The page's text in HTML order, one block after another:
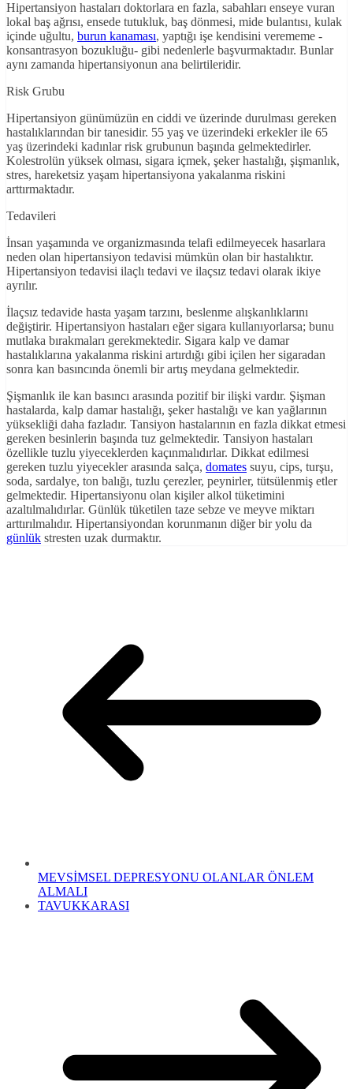
Hipertansiyon hastaları doktorlara en fazla, sabahları enseye vuran
lokal baş ağrısı, ensede tutukluk, baş dönmesi, mide bulantısı, kulak
içinde uğultu, burun kanaması, yaptığı işe kendisini verememe -
konsantrasyon bozukluğu- gibi nedenlerle başvurmaktadır. Bunlar
aynı zamanda hipertansiyonun ana belirtileridir.
Risk Grubu
Hipertansiyon günümüzün en ciddi ve üzerinde durulması gereken
hastalıklarından bir tanesidir. 55 yaş ve üzerindeki erkekler ile 65
yaş üzerindeki kadınlar risk grubunun başında gelmektedirler.
Kolestrolün yüksek olması, sigara içmek, şeker hastalığı, şişmanlık,
stres, hareketsiz yaşam hipertansiyona yakalanma riskini
arttırmaktadır.
Tedavileri
İnsan yaşamında ve organizmasında telafi edilmeyecek hasarlara
neden olan hipertansiyon tedavisi mümkün olan bir hastalıktır.
Hipertansiyon tedavisi ilaçlı tedavi ve ilaçsız tedavi olarak ikiye
ayrılır.
İlaçsız tedavide hasta yaşam tarzını, beslenme alışkanlıklarını
değiştirir. Hipertansiyon hastaları eğer sigara kullanıyorlarsa; bunu
mutlaka bırakmaları gerekmektedir. Sigara kalp ve damar
hastalıklarına yakalanma riskini artırdığı gibi içilen her sigaradan
sonra kan basıncında önemli bir artış meydana gelmektedir.
Şişmanlık ile kan basıncı arasında pozitif bir ilişki vardır. Şişman
hastalarda, kalp damar hastalığı, şeker hastalığı ve kan yağlarının
yüksekliği daha fazladır. Tansiyon hastalarının en fazla dikkat etmesi
gereken besinlerin başında tuz gelmektedir. Tansiyon hastaları
özellikle tuzlu yiyeceklerden kaçınmalıdırlar. Dikkat edilmesi
gereken tuzlu yiyecekler arasında salça, domates suyu, cips, turşu,
soda, sardalye, ton balığı, tuzlu çerezler, peynirler, tütsülenmiş etler
gelmektedir. Hipertansiyonu olan kişiler alkol tüketimini
azaltılmalıdırlar. Günlük tüketilen taze sebze ve meyve miktarı
arttırılmalıdır. Hipertansiyondan korunmanın diğer bir yolu da
günlük stresten uzak durmaktır.
MEVSİMSEL DEPRESYONU OLANLAR ÖNLEM
ALMALI
TAVUKKARASI